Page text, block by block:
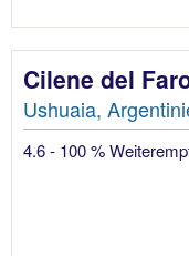
Cilene del
Ushuaia,
4.6 - 100 %